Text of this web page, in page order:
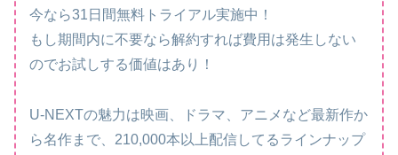
今なら31日間無料トライアル実施中！
もし期間内に不要なら解約すれば費用は発生しない
のでお試しする価値はあり！
U-NEXTの魅力は映画、ドラマ、アニメなど最新作か
ら名作まで、210,000本以上配信してるラインナップ